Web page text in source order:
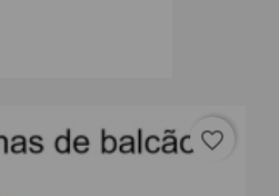
favorite_border